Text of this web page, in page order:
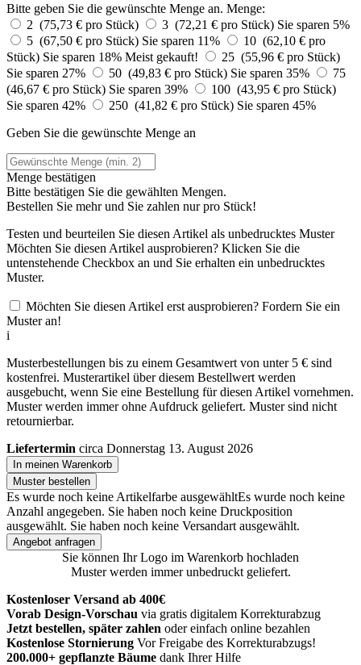
Bitte geben Sie die gewünschte Menge an. Menge:
2 (75,73 € pro Stück)
3 (72,21 € pro Stück) Sie sparen 5%
5 (67,50 € pro Stück) Sie sparen 11%
10 (62,10 € pro
Stück) Sie sparen 18% Meist gekauft!
25 (55,96 € pro Stück)
Sie sparen 27%
50 (49,83 € pro Stück) Sie sparen 35%
75
(46,67 € pro Stück) Sie sparen 39%
100 (43,95 € pro Stück)
Sie sparen 42%
250 (41,82 € pro Stück) Sie sparen 45%
Geben Sie die gewünschte Menge an
Menge bestätigen
Bitte bestätigen Sie die gewählten Mengen.
Bestellen Sie mehr und Sie zahlen nurpro Stück!
Testen und beurteilen Sie diesen Artikel als unbedrucktes Muster
Möchten Sie diesen Artikel ausprobieren? Klicken Sie die
untenstehende Checkbox an und Sie erhalten ein unbedrucktes
Muster.
Möchten Sie diesen Artikel erst ausprobieren? Fordern Sie ein
Muster an!
i
Musterbestellungen bis zu einem Gesamtwert von unter 5 € sind
kostenfrei. Musterartikel über diesem Bestellwert werden
ausgebucht, wenn Sie eine Bestellung für diesen Artikel vornehmen.
Muster werden immer ohne Aufdruck geliefert. Muster sind nicht
retournierbar.
Liefertermin circa Donnerstag 13. August 2026
In meinen Warenkorb
Muster bestellen
Es wurde noch keine Artikelfarbe ausgewähltEs wurde noch keine
Anzahl angegeben. Sie haben noch keine Druckposition
ausgewählt. Sie haben noch keine Versandart ausgewählt.
Angebot anfragen
Sie können Ihr Logo im Warenkorb hochladen
Muster werden immer unbedruckt geliefert.
Kostenloser Versand ab 400€
Vorab Design-Vorschau via gratis digitalem Korrekturabzug
Jetzt bestellen, später zahlen oder einfach online bezahlen
Kostenlose Stornierung Vor Freigabe des Korrekturabzugs!
200.000+ gepflanzte Bäume dank Ihrer Hilfe